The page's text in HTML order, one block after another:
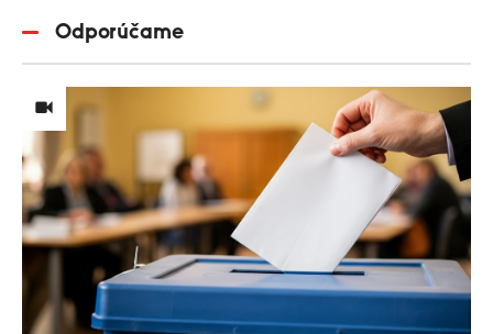
Odporúčame